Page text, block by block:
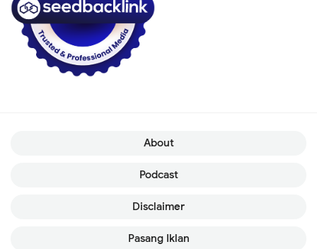
About
Podcast
Disclaimer
Pasang Iklan